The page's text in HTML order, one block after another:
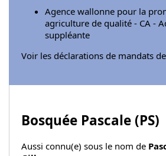
Agence wallonne pour la
agriculture de qualité - CA -
suppléante
Voir les déclarations de mandats de
Bosquée Pascale (PS)
Aussi connu(e) sous le nom de